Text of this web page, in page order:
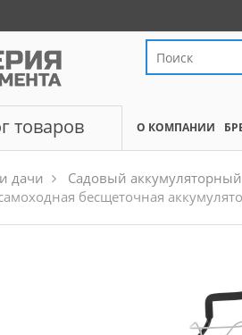
товаров О КОМПАНИИ
дачи Садовый
бесщеточная